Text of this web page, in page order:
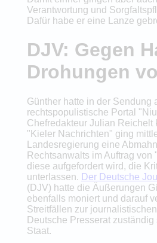
Verantwortung und
Dafür habe er eine Lanze
DJV: Gegen
Drohungen
Günther hatte in der Sendung
rechtspopulistische Portal
Chefredakteur Julian Reichelt
"Kieler Nachrichten" ging
Landesregierung eine
Rechtsanwalts im Auftrag von
diese aufgefordert wird, die
unterlassen. Der Deutsche
(DJV) hatte die Äußerungen
ebenfalls moniert und darauf
Streitfällen zur
Deutsche Presserat
Staat.